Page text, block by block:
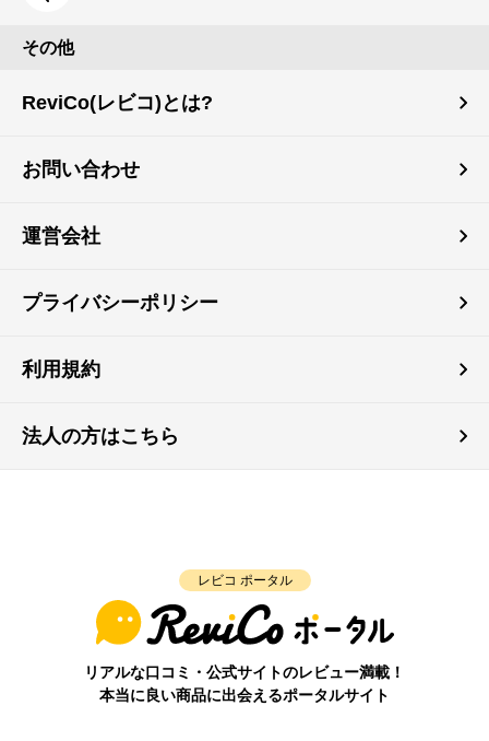
その他
ReviCo(レビコ)とは?
お問い合わせ
運営会社
プライバシーポリシー
利用規約
法人の方はこちら
レビコ ポータル
リアルな口コミ・公式サイトのレビュー満載！
本当に良い商品に出会えるポータルサイト